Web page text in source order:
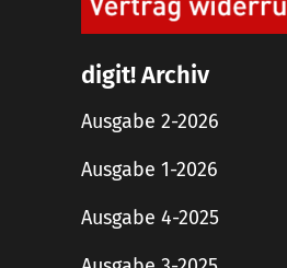
digit! Archiv
Ausgabe 2-2026
Ausgabe 1-2026
Ausgabe 4-2025